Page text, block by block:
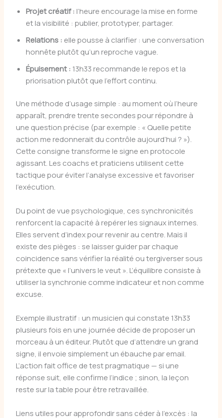
Projet créatif : l’heure encourage la mise en forme
et la visibilité : publier, prototyper, partager.
Relations : elle pousse à clarifier : une conversation
honnête plutôt qu’un reproche vague.
Épuisement : 13h33 recommande le repos et la
priorisation plutôt que l’effort continu.
Une méthode d’usage simple : au moment où l’heure
apparaît, prendre trente secondes pour répondre à
une question précise (par exemple : « Quelle petite
action me redonnerait du contrôle aujourd’hui ? »).
Cette consigne transforme le signe en protocole
agissant. Les coachs et praticiens utilisent cette
tactique pour éviter l’analyse excessive et favoriser
l’exécution.
Du point de vue psychologique, ces synchronicités
renforcent la capacité à repérer les signaux internes.
Elles servent d’index pour revenir au centre. Mais il
existe des pièges : se laisser guider par chaque
coincidence sans vérifier la réalité ou tergiverser sous
prétexte que « l’univers le veut ». L’équilibre consiste à
utiliser la synchronie comme indicateur et non comme
excuse.
Exemple illustratif : un musicien qui constate 13h33
plusieurs fois en une journée décide de proposer un
morceau à un éditeur. Plutôt que d’attendre un grand
signe, il envoie simplement un ébauche par email.
L’action fait office de test pragmatique — si une
réponse suit, elle confirme l’indice ; sinon, la leçon
reste sur la table pour être retravaillée.
Liens utiles pour approfondir sans céder à l’excès : la